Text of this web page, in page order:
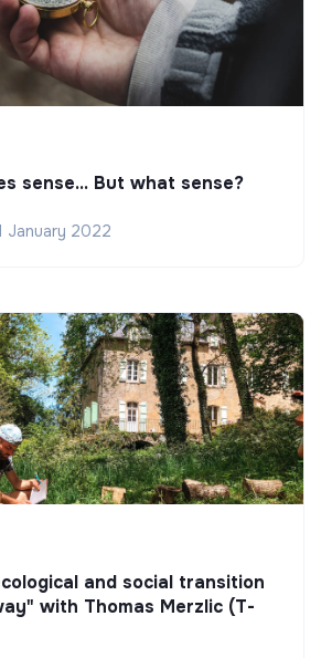
sense... But what sense?
January 2022
and social transition
with Thomas Merzlic (T-